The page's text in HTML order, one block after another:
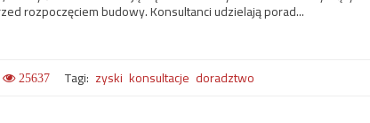
rozpoczęciem budowy. Konsultanci udzielają porad...
25637 Tagi: zyski konsultacje doradztwo